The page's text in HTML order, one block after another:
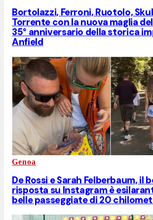
Bortolazzi, Ferroni, Ruotolo,
Torrente con la nuova maglia
35° anniversario della storica
Anfield
Genoa
De Rossi e Sarah Felberbaum, il
risposta su Instagram è
belle passeggiate di 20